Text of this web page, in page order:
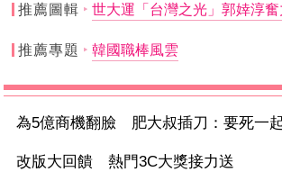
推薦圖輯 世大運「台灣之光」郭婞淳奮
推薦專題 韓國職棒風雲
為5億商機翻臉 肥大叔插刀：要死一
改版大回饋 熱門3C大獎接力送